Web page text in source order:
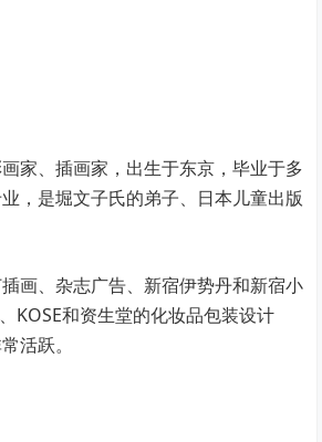
家、插画家，出生于东京，毕业于多
，是堀文子氏的弟子、日本儿童出版
画、杂志广告、新宿伊势丹和新宿小
KOSE和资生堂的化妆品包装设计
活跃。